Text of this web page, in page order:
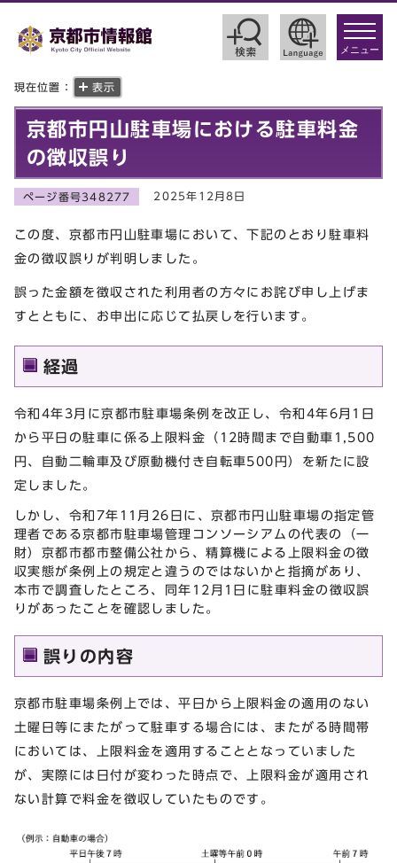
toggle
メニュー
現在位置： 表示
京都市円山駐車場における駐車料金
の徴収誤り
ページ番号348277 2025年12月8日
この度、京都市円山駐車場において、下記のとおり駐車料
金の徴収誤りが判明しました。
誤った金額を徴収された利用者の方々にお詫び申し上げま
すとともに、お申出に応じて払戻しを行います。
経過
令和4年3月に京都市駐車場条例を改正し、令和4年6月1日
から平日の駐車に係る上限料金（12時間まで自動車1,500
円、自動二輪車及び原動機付き自転車500円）を新たに設
定しました。
しかし、令和7年11月26日に、京都市円山駐車場の指定管
理者である京都市駐車場管理コンソーシアムの代表の（一
財）京都市都市整備公社から、精算機による上限料金の徴
収実態が条例上の規定と違うのではないかと指摘があり、
本市で調査したところ、同年12月1日に駐車料金の徴収誤
りがあったことを確認しました。
誤りの内容
京都市駐車場条例上では、平日から上限料金の適用のない
土曜日等にまたがって駐車する場合には、またがる時間帯
においては、上限料金を適用することとなっていました
が、実際には日付が変わった時点で、上限料金が適用され
ない計算で料金を徴収していたものです。